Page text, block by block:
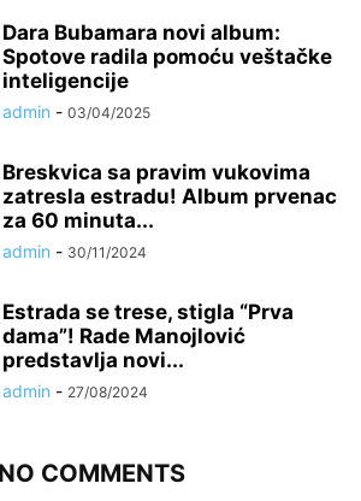
Dara Bubamara novi album:
Spotove radila pomoću veštačke
inteligencije
admin - 03/04/2025
Breskvica sa pravim vukovima
zatresla estradu! Album prvenac
za 60 minuta...
admin - 30/11/2024
Estrada se trese, stigla “Prva
dama”! Rade Manojlović
predstavlja novi...
admin - 27/08/2024
NO COMMENTS